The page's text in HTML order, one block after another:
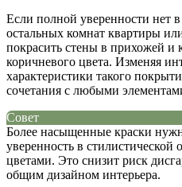
Если полной уверенности нет в
остальных комнат квартиры
покрасить стены в прихожей и
коричневого цвета. Изменяя
характеристики такого
сочетания с любыми
Совет
Более насыщенные краски
уверенность в
цветами. Это снизит риск
общим дизайном интерьера.